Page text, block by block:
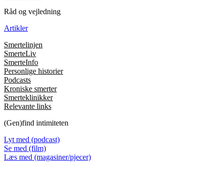
Råd og vejledning
Artikler
Smertelinjen
SmerteLiv
SmerteInfo
Personlige historier
Podcasts
Kroniske smerter
Smerteklinikker
Relevante links
(Gen)find intimiteten
Lyt med (podcast)
Se med (film)
Læs med (magasiner/pjecer)